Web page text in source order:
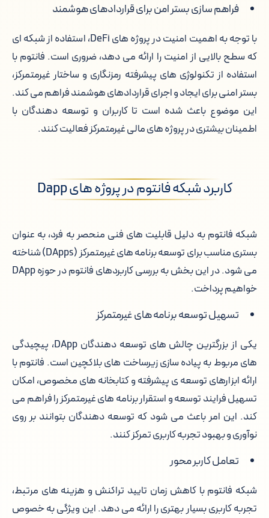
فراهم سازی بستر امن برای قراردادهای هوشمند
با توجه به اهمیت امنیت در پروژه های DeFi، استفاده از شبکه ای
که سطح بالایی از امنیت را ارائه می دهد، ضروری است. فانتوم با
استفاده از تکنولوژی های پیشرفته رمزنگاری و ساختار غیرمتمرکز،
بستر امنی برای ایجاد و اجرای قراردادهای هوشمند فراهم می کند.
این موضوع باعث شده است تا کاربران و توسعه دهندگان با
اطمینان بیشتری در پروژه های مالی غیرمتمرکز فعالیت کنند.
کاربرد شبکه فانتوم در پروژه های Dapp
شبکه فانتوم به دلیل قابلیت های فنی منحصر به فرد، به عنوان
بستری مناسب برای توسعه برنامه های غیرمتمرکز (DApps) شناخته
می شود. در این بخش به بررسی کاربردهای فانتوم در حوزه DApp
خواهیم پرداخت.
تسهیل توسعه برنامه های غیرمتمرکز
یکی از بزرگترین چالش های توسعه دهندگان DApp، پیچیدگی
های مربوط به پیاده سازی زیرساخت های بلاکچین است. فانتوم با
ارائه ابزارهای توسعه ی پیشرفته و کتابخانه های مخصوص، امکان
تسهیل فرایند توسعه و استقرار برنامه های غیرمتمرکز را فراهم می
کند. این امر باعث می شود که توسعه دهندگان بتوانند بر روی
نوآوری و بهبود تجربه کاربری تمرکز کنند.
تعامل کاربر محور
شبکه فانتوم با کاهش زمان تایید تراکنش و هزینه های مرتبط،
تجربه کاربری بسیار بهتری را ارائه می دهد. این ویژگی به خصوص